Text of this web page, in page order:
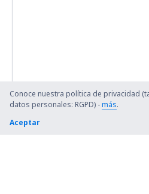
Conoce nuestra política de privacidad
datos personales: RGPD) -más.
Aceptar